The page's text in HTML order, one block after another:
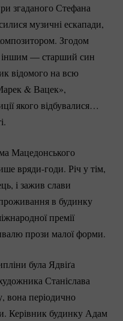
згаданого Стефана
музичні ескапади,
Згодом
іншим — старший син
відомого на всю
& Вацек»,
якого відбувалися…
Мацедонського
вряди-годи. Річ у тім,
і зажив слави
в будинку
премії
прози малої форми.
була Ядвіґа
Станіслава
вона періодично
Керівник будинку Адам